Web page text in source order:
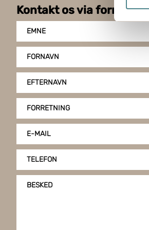
klike
Kontakt os via
EMNE
FORNAVN
EFTERNAVN
FORRETNING
E-MAIL
TELEFON
BESKED